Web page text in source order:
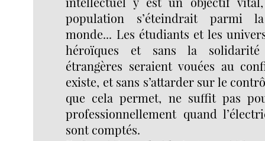
population s’éteindrait parmi
monde... Les étudiants et les
héroïques et sans la solidarité
étrangères seraient vouées au
existe, et sans s’attarder sur le
que cela permet, ne suffit pas
professionnellement quand
sont comptés.